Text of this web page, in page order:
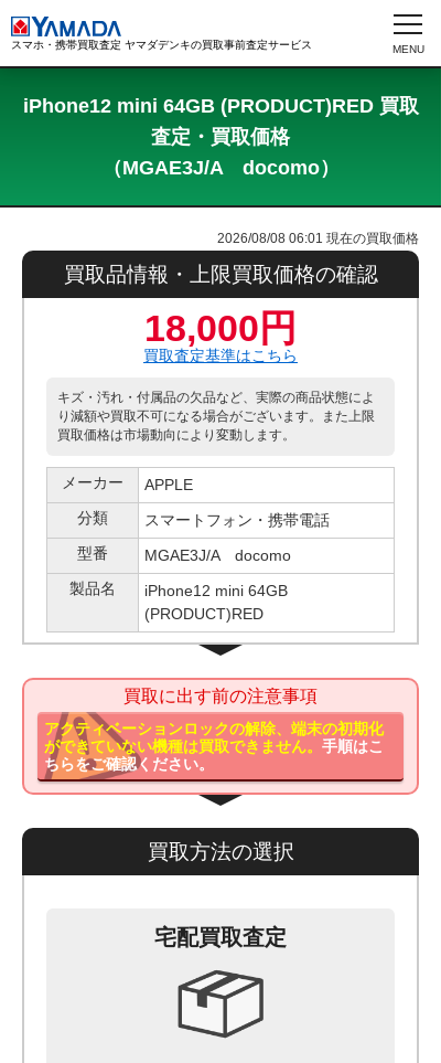
スマホ・携帯買取査定 ヤマダデンキの買取事前査定サービス
iPhone12 mini 64GB (PRODUCT)RED 買取
査定・買取価格
（MGAE3J/A docomo）
2026/08/08 06:01 現在の買取価格
買取品情報・上限買取価格の確認
18,000円
買取査定基準はこちら
キズ・汚れ・付属品の欠品など、実際の商品状態によ
り減額や買取不可になる場合がございます。また上限
買取価格は市場動向により変動します。
メーカー
APPLE
分類
スマートフォン・携帯電話
型番
MGAE3J/A docomo
製品名
iPhone12 mini 64GB
(PRODUCT)RED
買取に出す前の注意事項
アクティベーションロックの解除、端末の初期化
ができていない機種は買取できません。手順はこ
ちらをご確認ください。
買取方法の選択
宅配買取査定